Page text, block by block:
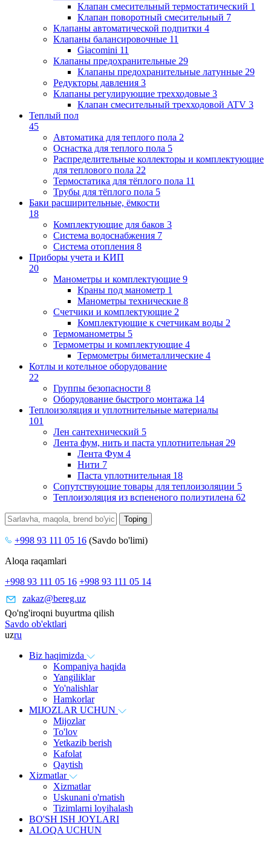
Клапан cмесительный термостатический 1
Клапан поворотный cмесительный 7
Клапаны автоматической подпитки 4
Клапаны балансировочные 11
Giacomini 11
Клапаны предохранительные 29
Клапаны предохранительные латунные 29
Редукторы давления 3
Клапаны регулирующие трехходовые 3
Клапан смесительный трехходовой ATV 3
Теплый пол
45
Автоматика для теплого пола 2
Оснастка для теплого пола 5
Распределительные коллекторы и комплектующие
для теплового пола 22
Термостатика для тёплого пола 11
Трубы для тёплого пола 5
Баки расширительные, ёмкости
18
Комплектующие для баков 3
Система водоснабжения 7
Система отопления 8
Приборы учета и КИП
20
Манометры и комплектующие 9
Краны под манометр 1
Манометры технические 8
Счетчики и комплектующие 2
Комплектующие к счетчикам воды 2
Термоманометры 5
Термометры и комплектующие 4
Термометры биметаллические 4
Котлы и котельное оборудование
22
Группы безопасности 8
Оборудование быстрого монтажа 14
Теплоизоляция и уплотнительные материалы
101
Лен сантехнический 5
Лента фум, нить и паста уплотнительная 29
Лента Фум 4
Нити 7
Паста уплотнительная 18
Сопутствующие товары для теплоизоляции 5
Теплоизоляция из вспененого полиэтилена 62
+998 93 111 05 16 (Savdo bo'limi)
Aloqa raqamlari
+998 93 111 05 16 +998 93 111 05 14
zakaz@bereg.uz
Qo'ng'iroqni buyurtma qilish
Savdo ob'ektlari
uzru
Biz haqimizda
Kompaniya haqida
Yangiliklar
Yo'nalishlar
Hamkorlar
MIJOZLAR UCHUN
Mijozlar
To'lov
Yetkazib berish
Kafolat
Qaytish
Xizmatlar
Xizmatlar
Uskunani o'rnatish
Tizimlarni loyihalash
BO'SH ISH JOYLARI
ALOQA UCHUN